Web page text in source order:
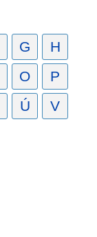
G
H
O
P
Ú
V